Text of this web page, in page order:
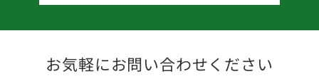
お気軽にお問い合わせください